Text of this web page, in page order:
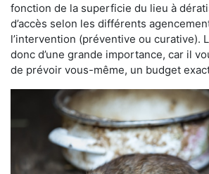
fonction de la superficie du lieu à
d’accès selon les différents
l’intervention (préventive ou curative).
donc d’une grande importance, car il
de prévoir vous-même, un budget